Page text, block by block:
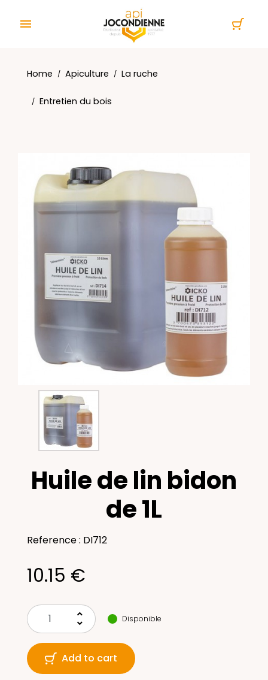

Home Apiculture La ruche
Entretien du bois
Huile de lin bidon
de 1L
Reference : DI712
10.15 €
keyboard_arrow_up
keyboard_arrow_down
Disponible
Add to cart